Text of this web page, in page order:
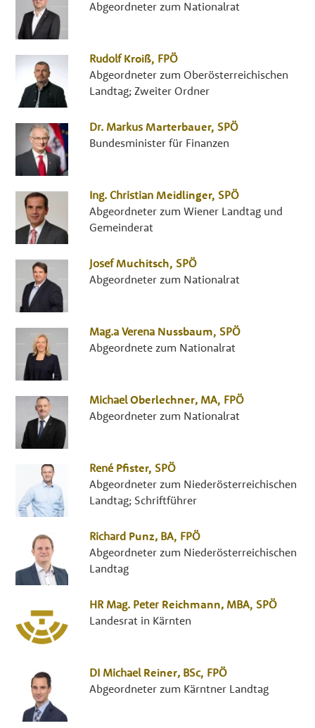
Abgeordneter zum Nationalrat
Rudolf Kroiß, FPÖ
Abgeordneter zum Oberösterreichischen
Landtag; Zweiter Ordner
Dr. Markus Marterbauer, SPÖ
Bundesminister für Finanzen
Ing. Christian Meidlinger, SPÖ
Abgeordneter zum Wiener Landtag und
Gemeinderat
Josef Muchitsch, SPÖ
Abgeordneter zum Nationalrat
Mag.a Verena Nussbaum, SPÖ
Abgeordnete zum Nationalrat
Michael Oberlechner, MA, FPÖ
Abgeordneter zum Nationalrat
René Pfister, SPÖ
Abgeordneter zum Niederösterreichischen
Landtag; Schriftführer
Richard Punz, BA, FPÖ
Abgeordneter zum Niederösterreichischen
Landtag
HR Mag. Peter Reichmann, MBA, SPÖ
Landesrat in Kärnten
DI Michael Reiner, BSc, FPÖ
Abgeordneter zum Kärntner Landtag